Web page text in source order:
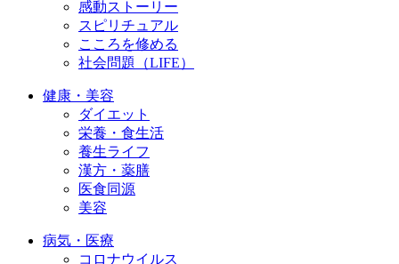
感動ストーリー
スピリチュアル
こころを修める
社会問題（LIFE）
健康・美容
ダイエット
栄養・食生活
養生ライフ
漢方・薬膳
医食同源
美容
病気・医療
コロナウイルス